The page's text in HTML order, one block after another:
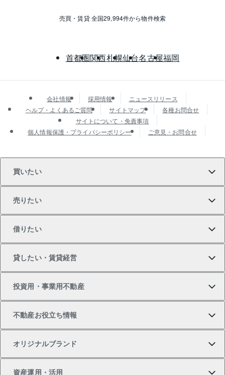
売買・賃貸 全国29,994件から物件検索
首都圏関西札幌仙台名古屋福岡
会社情報 採用情報
ニュースリリース
ヘルプ・よくあるご質問
サイトマップ
各種お問合せ
サイトについて・免責事項
個人情報保護・プライバシーポリシー
ご意見・お問合せ
買いたい
新築・分譲マンションの購入
中古マンションの購入
売りたい
マンションの売却・査定
一戸建ての売却・査定
借りたい
借りたいTOP
物件を借りる
貸したい・賃貸経営
貸したいTOP
投資用・事業用不動産
不動産お役立ち情報
オリジナルブランド
資産運用・活用